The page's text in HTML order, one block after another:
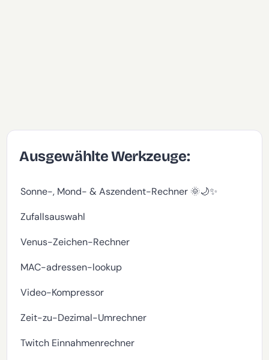
Ausgewählte Werkzeuge:
Sonne-, Mond- & Aszendent-Rechner 🌞🌙✨
Zufallsauswahl
Venus-Zeichen-Rechner
MAC-adressen-lookup
Video-Kompressor
Zeit-zu-Dezimal-Umrechner
Twitch Einnahmenrechner